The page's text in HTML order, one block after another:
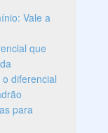
Vale a
que
diferencial
para